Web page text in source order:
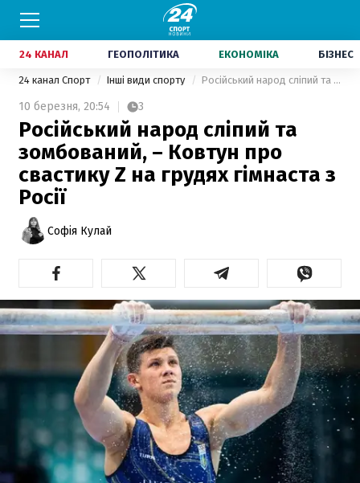
24 КАНАЛ ГЕОПОЛІТИКА ЕКОНОМІКА БІЗНЕС
24 канал Спорт Інші види спорту Російський народ сліпий та зомбований, – Ковтун про свастику Z на грудях гімнаста з Росії
10 березня, 20:54 3
Російський народ сліпий та
зомбований, – Ковтун про
свастику Z на грудях гімнаста з
Росії
Софія Кулай